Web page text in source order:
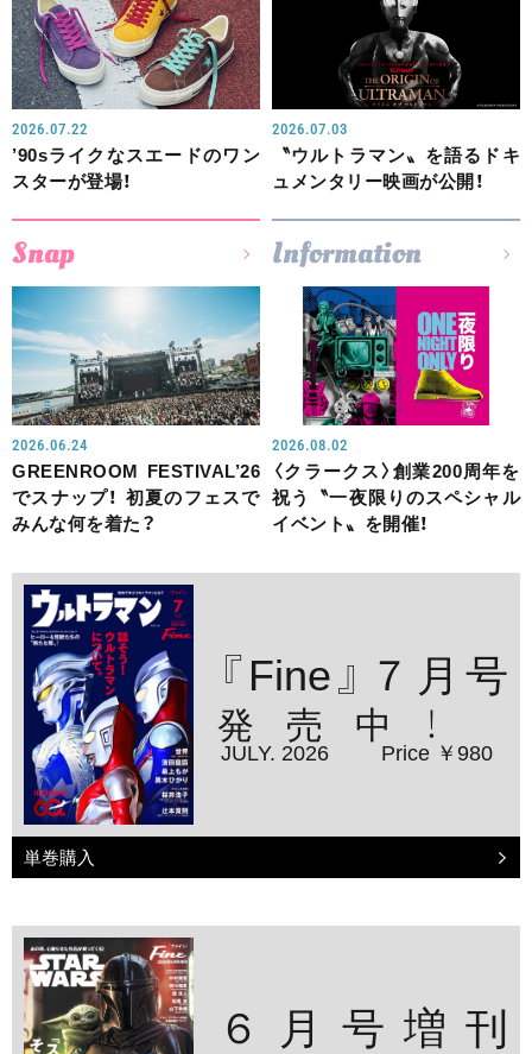
2026.07.22
’90sライクなスエードのワン
スターが登場！
2026.07.03
〝ウルトラマン〟を語るドキ
ュメンタリー映画が公開！
Snap
2026.06.24
GREENROOM FESTIVAL’26
でスナップ！ 初夏のフェスで
みんな何を着た？
Information
2026.08.02
〈クラークス〉創業200周年を
祝う〝一夜限りのスペシャル
イベント〟を開催！
『Fine』７月号
発売中！
JULY. 2026 Price ￥980
単巻購入
６月号増刊